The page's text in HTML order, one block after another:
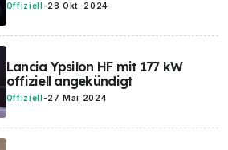
Offiziell -28 Okt. 2024
Lancia Ypsilon HF mit 177 kW
offiziell angekündigt
Offiziell -27 Mai 2024